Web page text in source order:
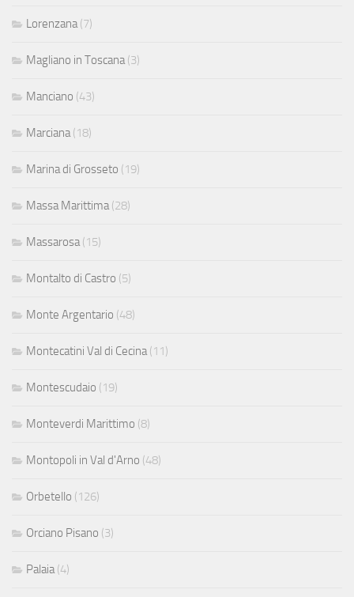
Lorenzana (7)
Magliano in Toscana (3)
Manciano (43)
Marciana (18)
Marina di Grosseto (19)
Massa Marittima (28)
Massarosa (15)
Montalto di Castro (5)
Monte Argentario (48)
Montecatini Val di Cecina (11)
Montescudaio (19)
Monteverdi Marittimo (8)
Montopoli in Val d'Arno (48)
Orbetello (126)
Orciano Pisano (3)
Palaia (4)